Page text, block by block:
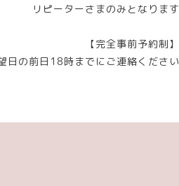
リピーターさまのみとなります
【完全事前予約制】
日の前日18時までにご連絡ください